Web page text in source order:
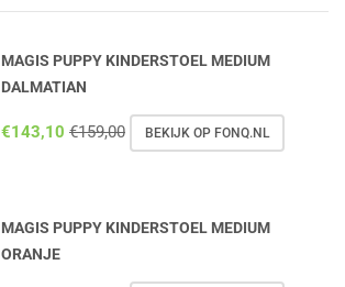
MAGIS PUPPY KINDERSTOEL MEDIUM
DALMATIAN
€143,10 €159,00 BEKIJK OP FONQ.NL
MAGIS PUPPY KINDERSTOEL MEDIUM
ORANJE